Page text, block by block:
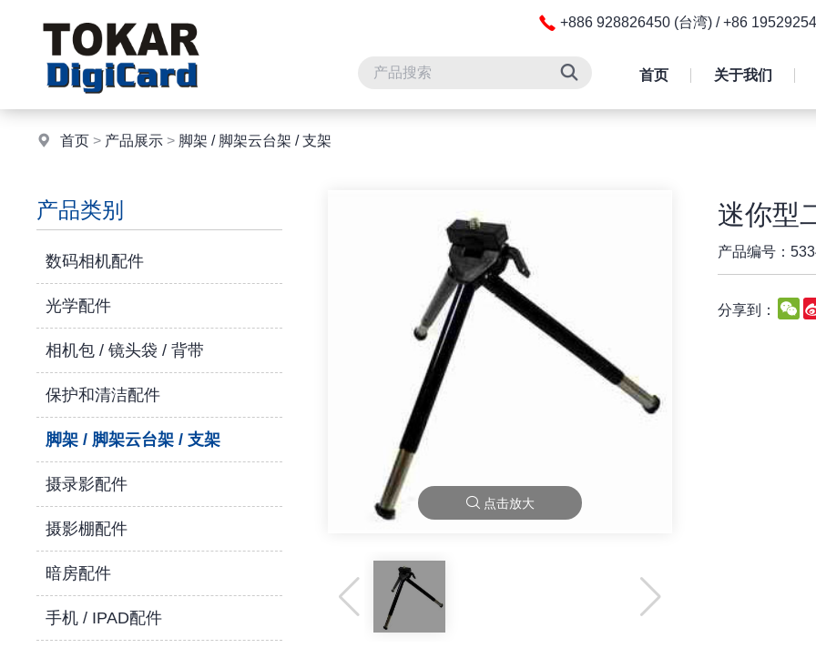
首页 关于我们
+886 928826450 (台湾) / +86
首页 > 产品展示 > 脚架 / 脚架云台架 / 支架
产品类别
数码相机配件
光学配件
相机包 / 镜头袋 / 背带
保护和清洁配件
脚架 / 脚架云台架 / 支架
摄录影配件
摄影棚配件
暗房配件
手机 / IPAD配件
点击放大
迷你型
产品编号：
分享到：